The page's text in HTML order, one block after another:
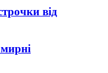
від